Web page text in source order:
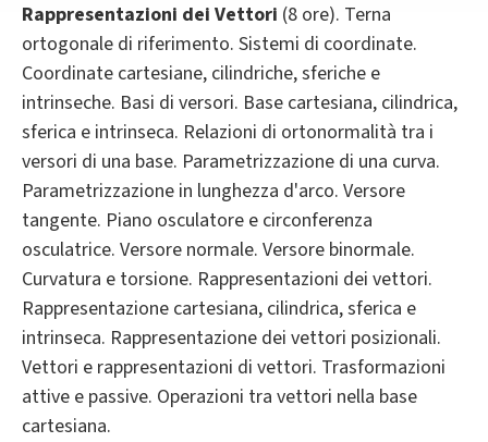
Rappresentazioni dei Vettori (8 ore). Terna
ortogonale di riferimento. Sistemi di coordinate.
Coordinate cartesiane, cilindriche, sferiche e
intrinseche. Basi di versori. Base cartesiana, cilindrica,
sferica e intrinseca. Relazioni di ortonormalità tra i
versori di una base. Parametrizzazione di una curva.
Parametrizzazione in lunghezza d'arco. Versore
tangente. Piano osculatore e circonferenza
osculatrice. Versore normale. Versore binormale.
Curvatura e torsione. Rappresentazioni dei vettori.
Rappresentazione cartesiana, cilindrica, sferica e
intrinseca. Rappresentazione dei vettori posizionali.
Vettori e rappresentazioni di vettori. Trasformazioni
attive e passive. Operazioni tra vettori nella base
cartesiana.